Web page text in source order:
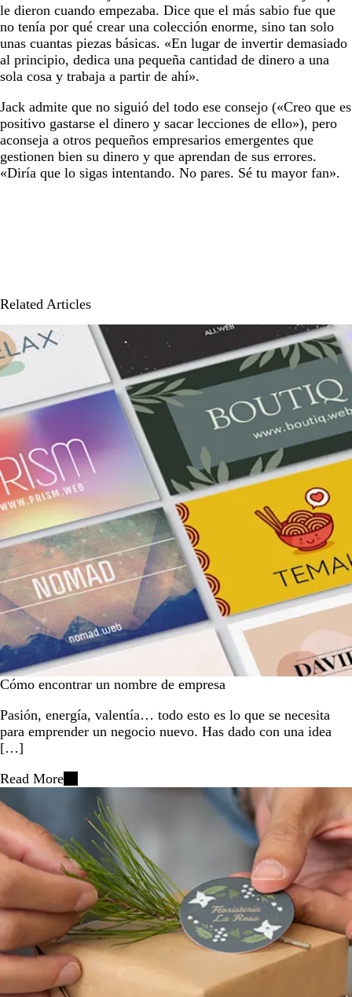
le dieron cuando empezaba. Dice que el más sabio fue que
no tenía por qué crear una colección enorme, sino tan solo
unas cuantas piezas básicas. «En lugar de invertir demasiado
al principio, dedica una pequeña cantidad de dinero a una
sola cosa y trabaja a partir de ahí».
Jack admite que no siguió del todo ese consejo («Creo que es
positivo gastarse el dinero y sacar lecciones de ello»), pero
aconseja a otros pequeños empresarios emergentes que
gestionen bien su dinero y que aprendan de sus errores.
«Diría que lo sigas intentando. No pares. Sé tu mayor fan».
Related Articles
Cómo encontrar un nombre de empresa
Pasión, energía, valentía… todo esto es lo que se necesita
para emprender un negocio nuevo. Has dado con una idea
[…]
Read More